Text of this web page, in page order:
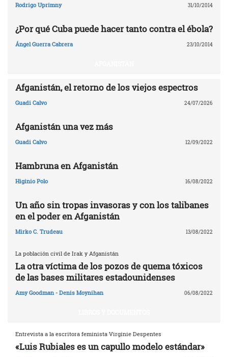
Rodrigo Uprimny 31/10/2014
¿Por qué Cuba puede hacer tanto contra el ébola?
Ángel Guerra Cabrera 23/10/2014
Afganistán, el retorno de los viejos espectros
Guadi Calvo 24/07/2026
Afganistán una vez más
Guadi Calvo 12/09/2022
Hambruna en Afganistán
Higinio Polo 16/08/2022
Un año sin tropas invasoras y con los talibanes
en el poder en Afganistán
Mirko C. Trudeau 13/08/2022
La población civil de Irak y Afganistán
La otra víctima de los pozos de quema tóxicos
de las bases militares estadounidenses
Amy Goodman - Denis Moynihan 06/08/2022
Entrevista a la escritora feminista Virginie Despentes
«Luis Rubiales es un capullo modelo estándar»